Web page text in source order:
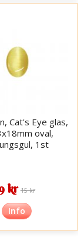
Cat's Eye glas,
oval,
1st
kr 15 kr
Info